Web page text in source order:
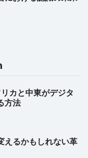
カと中東がデジタ
方法
えるかもしれない革